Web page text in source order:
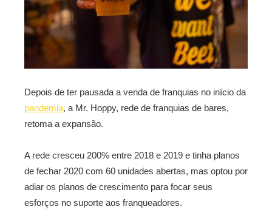
Depois de ter pausada a venda de franquias no início da
pandemia, a Mr. Hoppy, rede de franquias de bares,
retoma a expansão.
A rede cresceu 200% entre 2018 e 2019 e tinha planos
de fechar 2020 com 60 unidades abertas, mas optou por
adiar os planos de crescimento para focar seus
esforços no suporte aos franqueadores.